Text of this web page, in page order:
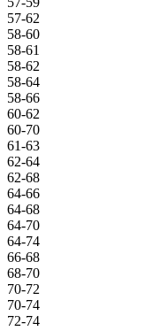
57-62
58-60
58-61
58-62
58-64
58-66
60-62
60-70
61-63
62-64
62-68
64-66
64-68
64-70
64-74
66-68
68-70
70-72
70-74
72-74